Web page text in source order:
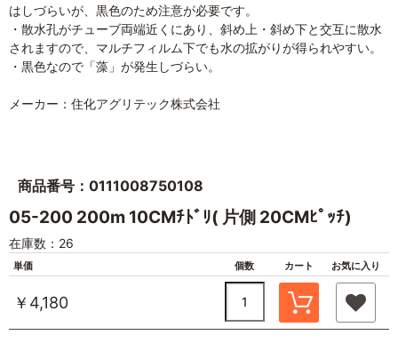
はしづらいが、黒色のため注意が必要です。
・散水孔がチューブ両端近くにあり、斜め上・斜め下と交互に散水
されますので、マルチフィルム下でも水の拡がりが得られやすい。
・黒色なので「藻」が発生しづらい。
メーカー：住化アグリテック株式会社
商品番号：0111008750108
05-200 200m 10CMﾁﾄﾞﾘ( 片側 20CMﾋﾟｯﾁ)
在庫数：26
単価 個数 カート お気に入り
￥4,180